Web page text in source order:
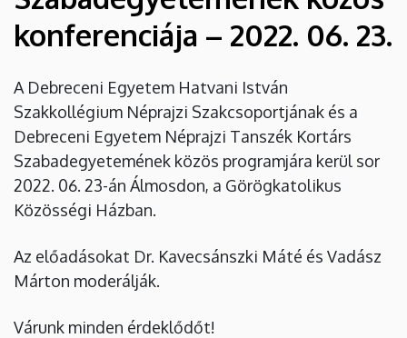
Egyetem
Néprajzi
Tanszék
Kortárs
Szabadegyetemének
közös
–
2022.
konferenciája – 2022. 06. 23.
A Debreceni Egyetem Hatvani István
Szakkollégium Néprajzi Szakcsoportjának és a
Debreceni Egyetem Néprajzi Tanszék Kortárs
Szabadegyetemének közös programjára kerül sor
2022. 06. 23-án Álmosdon, a Görögkatolikus
Közösségi Házban.
Az előadásokat Dr. Kavecsánszki Máté és Vadász
Márton moderálják.
Várunk minden érdeklődőt!